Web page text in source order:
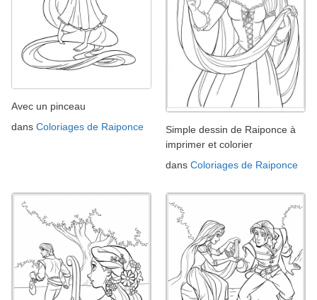
Avec un pinceau
dans Coloriages de Raiponce
Simple dessin de Raiponce à
imprimer et colorier
dans Coloriages de Raiponce